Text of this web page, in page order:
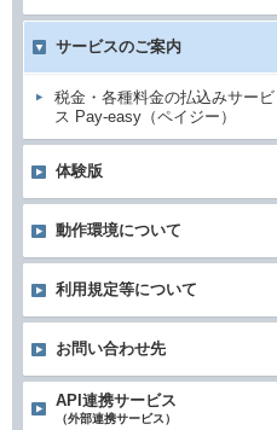
サービスのご案内
税金・各種料金の払込みサービ
ス Pay-easy（ペイジー）
体験版
動作環境について
利用規定等について
お問い合わせ先
API連携サービス
（外部連携サービス）